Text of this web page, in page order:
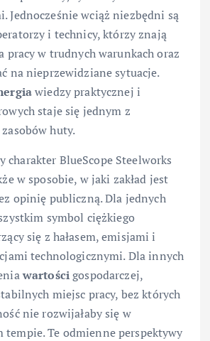
Jednocześnie wciąż niezbędni są
i technicy, którzy znają
pracy w trudnych warunkach oraz
na nieprzewidziane sytuacje.
wiedzy praktycznej i
staje się jednym z
huty.
charakter BlueScope Steelworks
w sposobie, w jaki zakład jest
opinię publiczną. Dla jednych
symbol ciężkiego
się z hałasem, emisjami i
technologicznymi. Dla innych
wartościgospodarczej,
miejsc pracy, bez których
nie rozwijałaby się w
tempie. Te odmienne perspektywy